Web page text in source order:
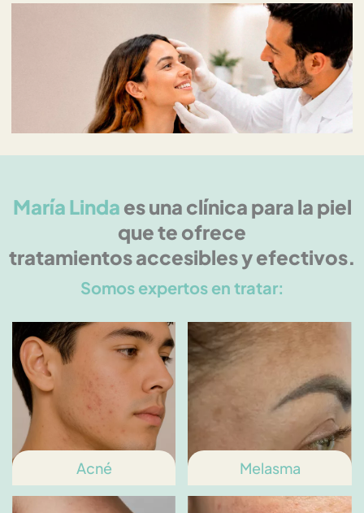
María Linda es una clínica para la piel
que te ofrece
tratamientos accesibles y efectivos.
Somos expertos en tratar:
Acné Melasma